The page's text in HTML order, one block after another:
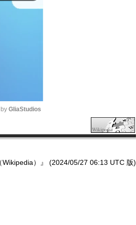
M
t
GliaStudios
）』 (2024/05/27 06:13 UTC 版)